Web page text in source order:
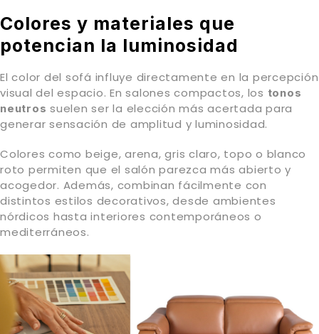
Colores y materiales que
potencian la luminosidad
El color del sofá influye directamente en la percepción
visual del espacio. En salones compactos, los tonos
neutros suelen ser la elección más acertada para
generar sensación de amplitud y luminosidad.
Colores como beige, arena, gris claro, topo o blanco
roto permiten que el salón parezca más abierto y
acogedor. Además, combinan fácilmente con
distintos estilos decorativos, desde ambientes
nórdicos hasta interiores contemporáneos o
mediterráneos.